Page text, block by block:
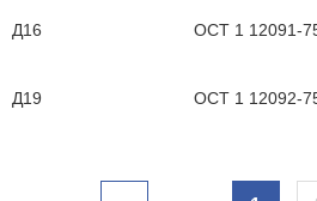
Д16 ОСТ 1 12091-
Д19 ОСТ 1 12092-